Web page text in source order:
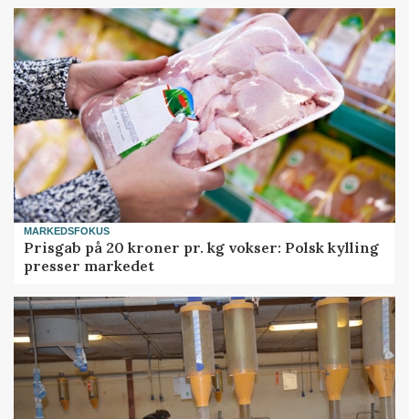
MARKEDSFOKUS
Prisgab på 20 kroner pr. kg vokser: Polsk kylling
presser markedet